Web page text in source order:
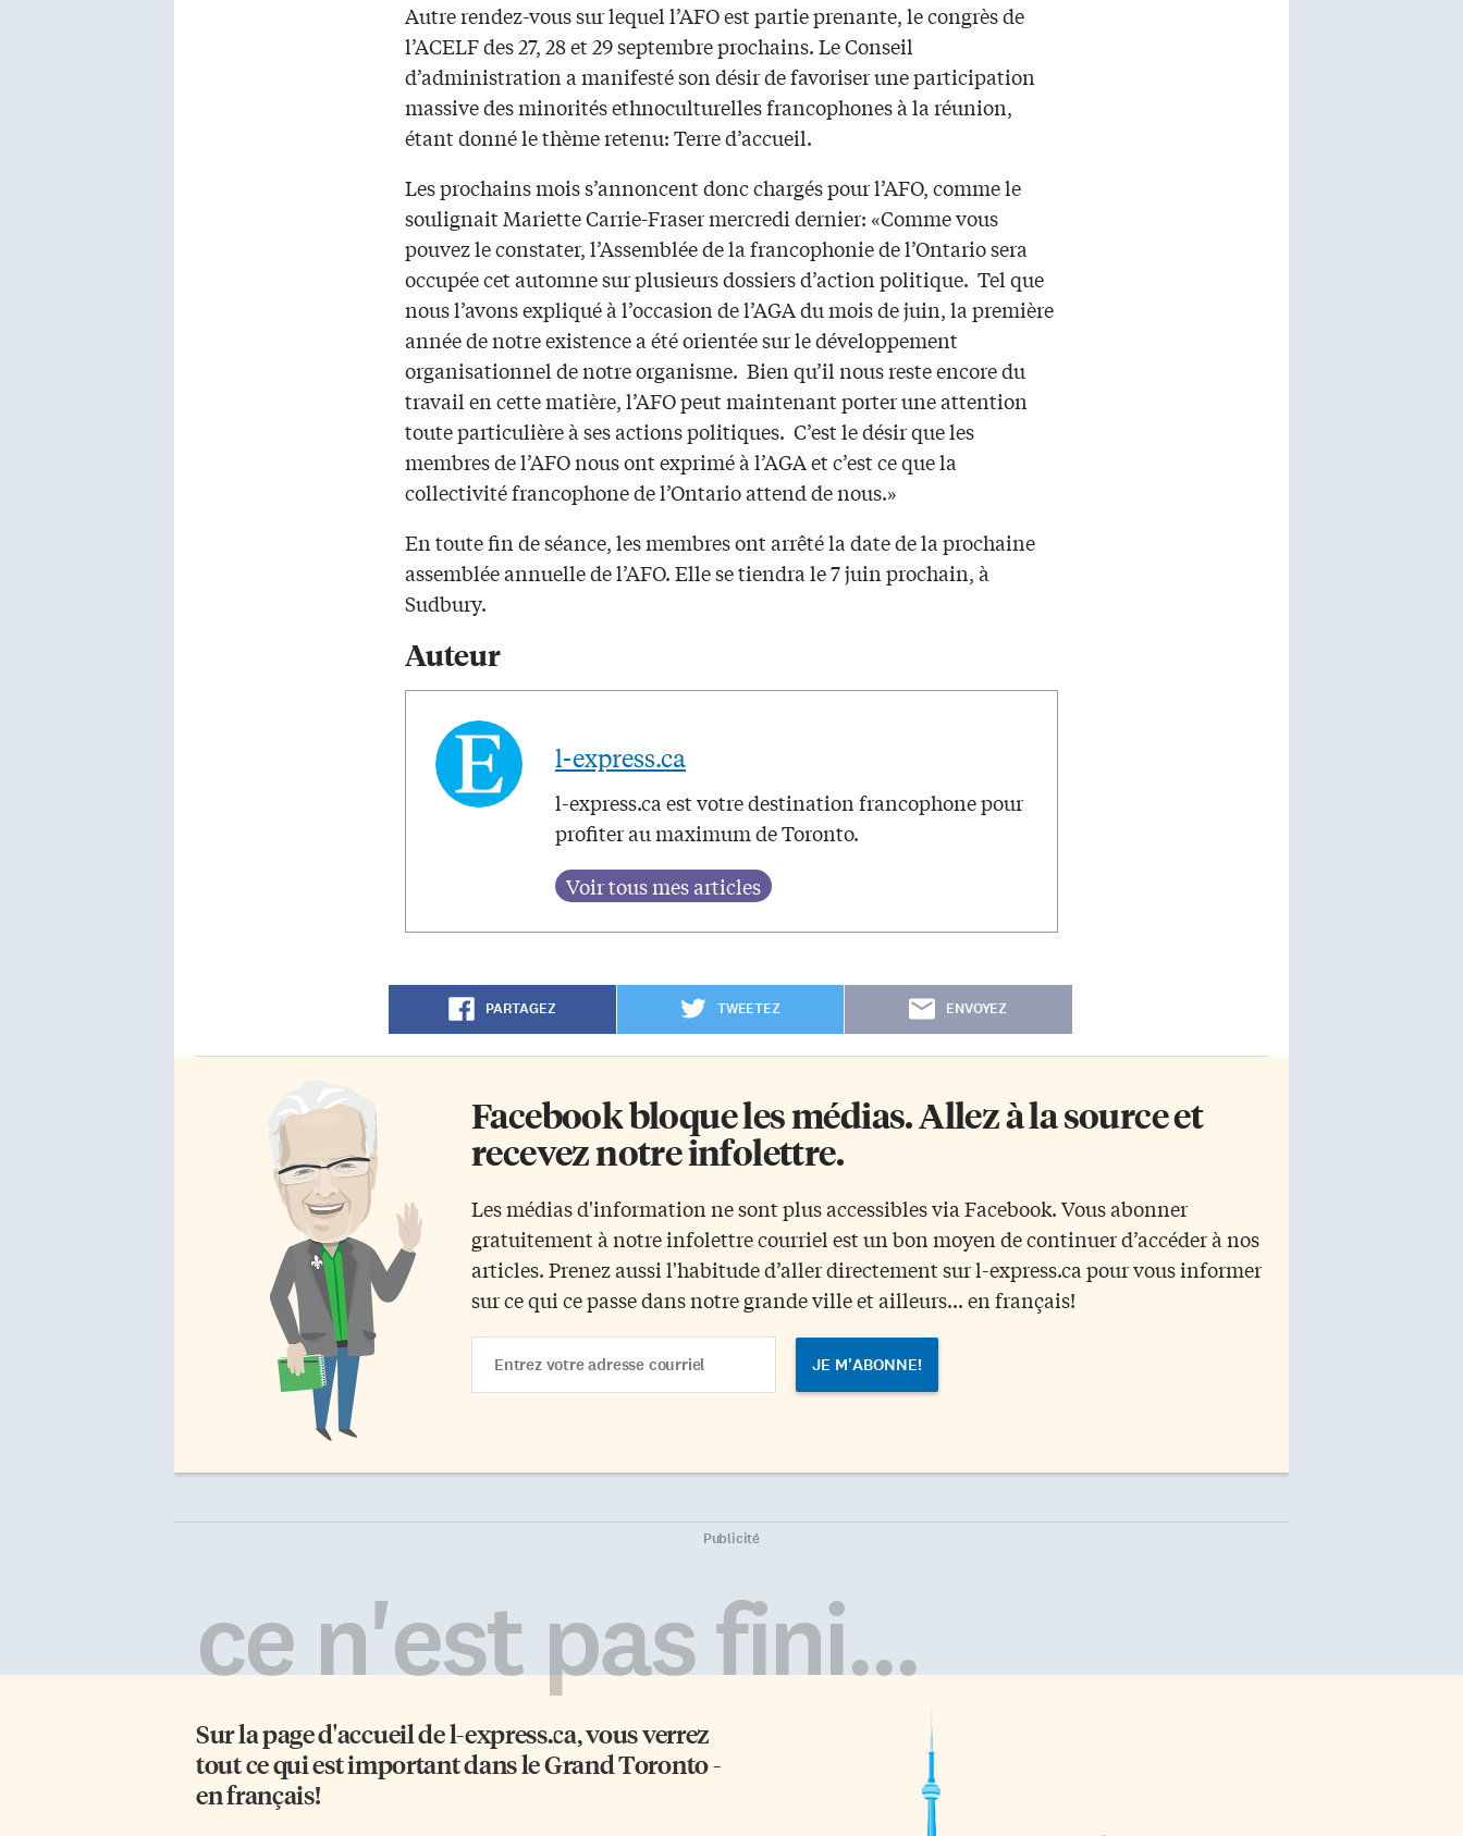
Autre rendez-vous sur lequel l’AFO est partie prenante, le congrès de
l’ACELF des 27, 28 et 29 septembre prochains. Le Conseil
d’administration a manifesté son désir de favoriser une participation
massive des minorités ethnoculturelles francophones à la réunion,
étant donné le thème retenu: Terre d’accueil.
Les prochains mois s’annoncent donc chargés pour l’AFO, comme le
soulignait Mariette Carrie-Fraser mercredi dernier: «Comme vous
pouvez le constater, l’Assemblée de la francophonie de l’Ontario sera
occupée cet automne sur plusieurs dossiers d’action politique. Tel que
nous l’avons expliqué à l’occasion de l’AGA du mois de juin, la première
année de notre existence a été orientée sur le développement
organisationnel de notre organisme. Bien qu’il nous reste encore du
travail en cette matière, l’AFO peut maintenant porter une attention
toute particulière à ses actions politiques. C’est le désir que les
membres de l’AFO nous ont exprimé à l’AGA et c’est ce que la
collectivité francophone de l’Ontario attend de nous.»
En toute fin de séance, les membres ont arrêté la date de la prochaine
assemblée annuelle de l’AFO. Elle se tiendra le 7 juin prochain, à
Sudbury.
Auteur
l-express.ca
l-express.ca est votre destination francophone pour
profiter au maximum de Toronto.
PARTAGEZ TWEETEZ ENVOYEZ
Facebook bloque les médias. Allez à la source et
recevez notre infolettre.
Les médias d'information ne sont plus accessibles via Facebook. Vous abonner
gratuitement à notre infolettre courriel est un bon moyen de continuer d’accéder à nos
articles. Prenez aussi l'habitude d’aller directement sur l-express.ca pour vous informer
sur ce qui ce passe dans notre grande ville et ailleurs... en français!
Address
Publicité
ce n'est pas fini...
Sur la page d'accueil del-express.ca, vous verrez
tout ce qui est important dans le Grand Toronto -
en français!